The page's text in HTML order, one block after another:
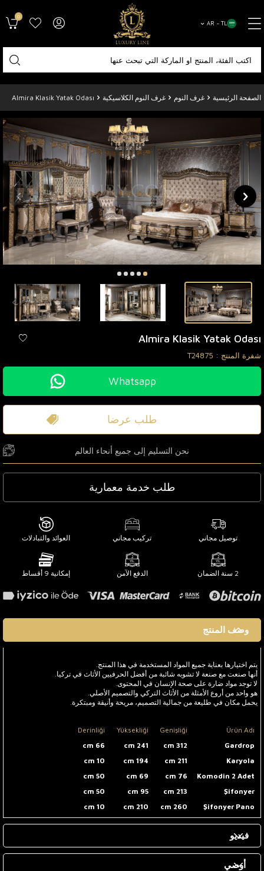
AR − TL
0
الصفحة الرئيسية غرف النوم غرف النوم الكلاسيكية Almira Klasik Yatak Odası
Almira Klasik Yatak Odası
شفرة المنتج : T24875
Whatsapp
طلب عرضا
نحن التسليم إلى جميع أنحاء العالم
طلب خدمة معمارية
توصيل مجاني تركيب مجاني العوائد والتبادلات
2 سنة الضمان الدفع الآمن إمكانية 9 أقساط
وصف المنتج
يتم اختيارها بعناية جميع المواد المستخدمة في هذا المنتج.
أنها صنعت مع صنعة لا تشوبه شائبة من أفضل الحرفيين الأثاث في تركيا.
لا توجد مواد ضارة على صحة الإنسان في المحتوى.
هو واحد من أروع الأمثلة من الأثاث التركي والتصميم الأصلي.
يحمل مكان في طليعة من جمالية التصميم، مريحة وأنيقة ومبتكرة.
Ürün Adı
Genişliği
Yüksekliği
Derinliği
Gardrop
312 cm
241 cm
66 cm
Karyola
211 cm
194 cm
10 cm
Komodin 2 Adet
76 cm
69 cm
50 cm
Şifonyer
213 cm
95 cm
50 cm
Şifonyer Pano
260 cm
210 cm
10 cm
فيديو
أوصي